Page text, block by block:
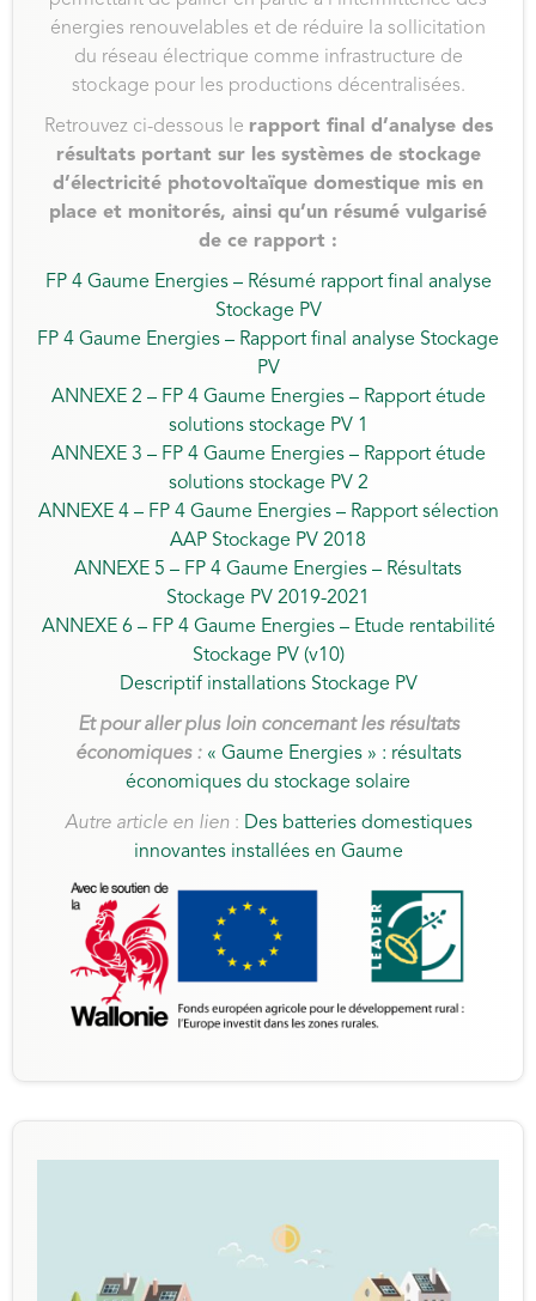
énergies renouvelables et de réduire la sollicitation
du réseau électrique comme infrastructure de
stockage pour les productions décentralisées.
Retrouvez ci-dessous le rapport final d’analyse des
résultats portant sur les systèmes de stockage
d’électricité photovoltaïque domestique mis en
place et monitorés, ainsi qu’un résumé vulgarisé
de ce rapport :
FP 4 Gaume Energies – Résumé rapport final analyse
Stockage PV
FP 4 Gaume Energies – Rapport final analyse Stockage
PV
ANNEXE 2 – FP 4 Gaume Energies – Rapport étude
solutions stockage PV 1
ANNEXE 3 – FP 4 Gaume Energies – Rapport étude
solutions stockage PV 2
ANNEXE 4 – FP 4 Gaume Energies – Rapport sélection
AAP Stockage PV 2018
ANNEXE 5 – FP 4 Gaume Energies – Résultats
Stockage PV 2019-2021
ANNEXE 6 – FP 4 Gaume Energies – Etude rentabilité
Stockage PV (v10)
Descriptif installations Stockage PV
Et pour aller plus loin concernant les résultats
économiques : « Gaume Energies » : résultats
économiques du stockage solaire
Autre article en lien : Des batteries domestiques
innovantes installées en Gaume